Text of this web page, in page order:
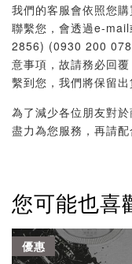
我們的客服會依照您
聯繫您，會透過e-
2856) (0930 200
意事項，故請務必回
繫到您，我們將保留
為了減少各位朋友對
盡力為您服務，再請配
您可能也喜
優惠